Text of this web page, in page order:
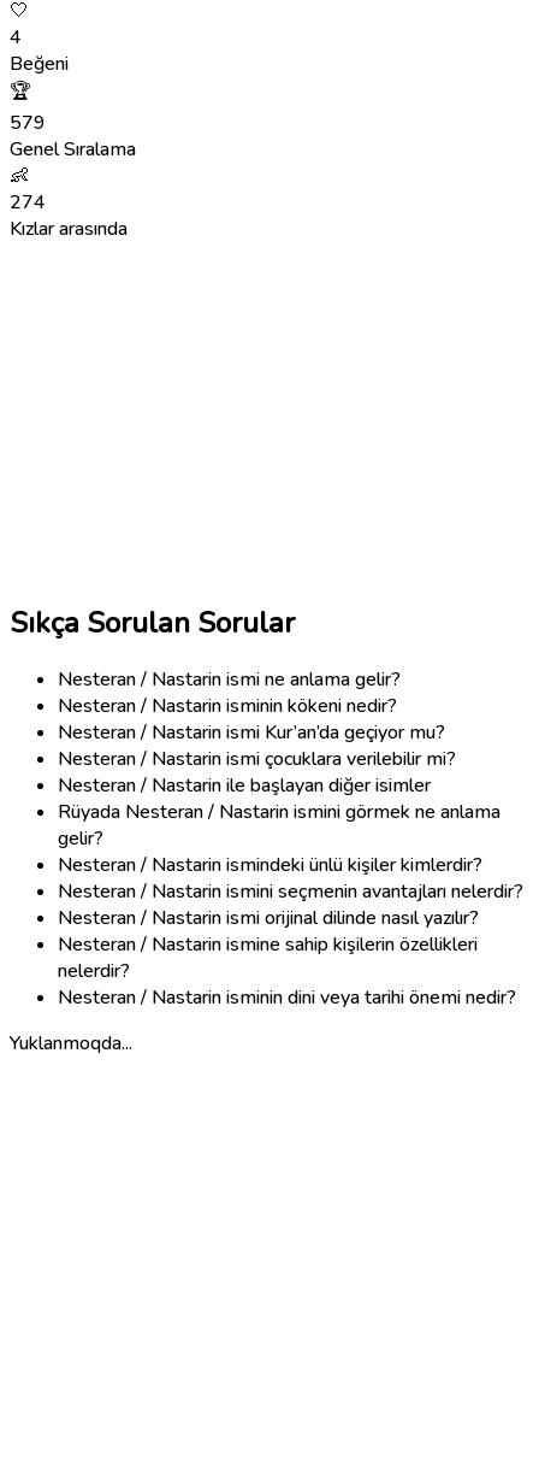
🤍
4
Beğeni
🏆
579
Genel Sıralama
👶
274
Kızlar arasında
Sıkça Sorulan Sorular
Nesteran / Nastarin ismi ne anlama gelir?
Nesteran / Nastarin isminin kökeni nedir?
Nesteran / Nastarin ismi Kur’an’da geçiyor mu?
Nesteran / Nastarin ismi çocuklara verilebilir mi?
Nesteran / Nastarin ile başlayan diğer isimler
Rüyada Nesteran / Nastarin ismini görmek ne anlama
gelir?
Nesteran / Nastarin ismindeki ünlü kişiler kimlerdir?
Nesteran / Nastarin ismini seçmenin avantajları nelerdir?
Nesteran / Nastarin ismi orijinal dilinde nasıl yazılır?
Nesteran / Nastarin ismine sahip kişilerin özellikleri
nelerdir?
Nesteran / Nastarin isminin dini veya tarihi önemi nedir?
Yuklanmoqda...